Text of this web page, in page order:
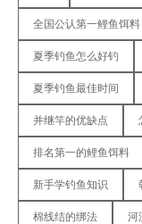
全国公认第一鲤鱼饵料
夏季钓鱼怎么好钓
夏季钓鱼最佳时间
并继竿的优缺点
排名第一的鲤鱼饵料
新手学钓鱼知识
棉线结的绑法 河